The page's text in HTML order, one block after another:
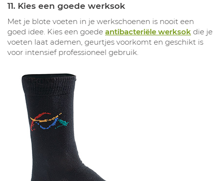
11. Kies een goede werksok
Met je blote voeten in je werkschoenen is nooit een
goed idee. Kies een goede antibacteriële werksok die je
voeten laat ademen, geurtjes voorkomt en geschikt is
voor intensief professioneel gebruik.